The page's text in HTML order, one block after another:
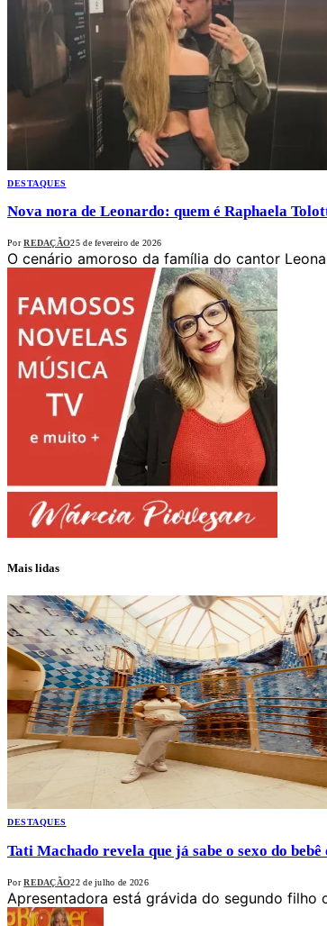
DESTAQUES
Nova nora de Leonardo: quem é Raphaela
Por REDAÇÃO25 de fevereiro de 2026
O cenário amoroso da família do cantor
Mais lidas
DESTAQUES
Tati Machado revela que já sabe o sexo do
Por REDAÇÃO22 de julho de 2026
Apresentadora está grávida do segundo